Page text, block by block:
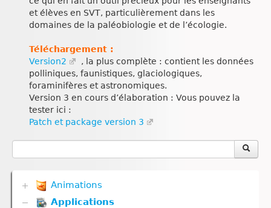
et élèves en SVT, particulièrement dans les
domaines de la paléobiologie et de l’écologie.
Téléchargement :
Version2
, la plus complète : contient les données
polliniques, faunistiques, glaciologiques,
foraminifères et astronomiques.
Version 3 en cours d’élaboration : Vous pouvez la
tester ici :
Patch et package version 3
Animations
Biodiversité
Applications